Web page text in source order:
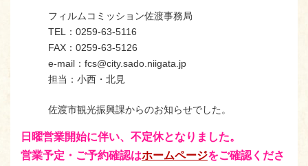
フィルムコミッション佐渡事務局
TEL：0259-63-5116
FAX：0259-63-5126
e-mail：fcs@city.sado.niigata.jp
担当：小西・北見
佐渡市観光振興課からのお知らせでした。
日曜営業開始に伴い、不定休となりました。
営業予定・ご予約確認はホームページをご確認くださ